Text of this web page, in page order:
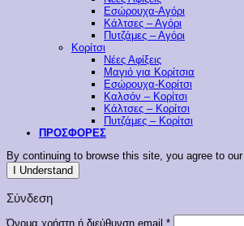
Εσώρουχα-Αγόρι
Κάλτσες – Αγόρι
Πυτζάμες – Αγόρι
Κορίτσι
Νέες Αφίξεις
Μαγιό για Κορίτσια
Εσώρουχα-Κορίτσι
Καλσόν – Κορίτσι
Κάλτσες – Κορίτσι
Πυτζάμες – Κορίτσι
ΠΡΟΣΦΟΡΕΣ
By continuing to browse this site, you agree to our
I Understand
Σύνδεση
Όνομα χρήστη ή διεύθυνση email *Απαιτείται